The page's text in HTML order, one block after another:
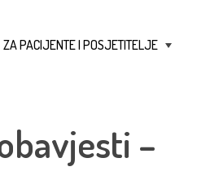
ZA PACIJENTE I POSJETITELJE
–